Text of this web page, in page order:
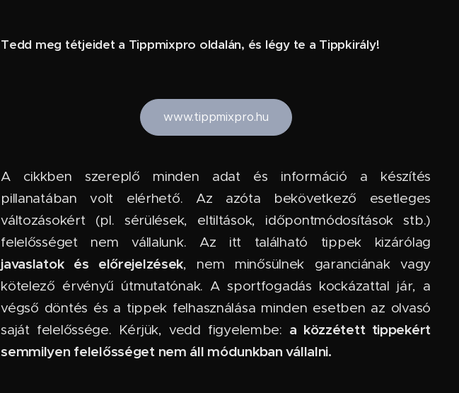
Tedd meg tétjeidet a Tippmixpro oldalán, és légy te a Tippkirály!
www.tippmixpro.hu
A cikkben szereplő minden adat és információ a készítés
pillanatában volt elérhető. Az azóta bekövetkező esetleges
változásokért (pl. sérülések, eltiltások, időpontmódosítások stb.)
felelősséget nem vállalunk. Az itt található tippek kizárólag
javaslatok és előrejelzések, nem minősülnek garanciának vagy
kötelező érvényű útmutatónak. A sportfogadás kockázattal jár, a
végső döntés és a tippek felhasználása minden esetben az olvasó
saját felelőssége. Kérjük, vedd figyelembe: a közzétett tippekért
semmilyen felelősséget nem áll módunkban vállalni.